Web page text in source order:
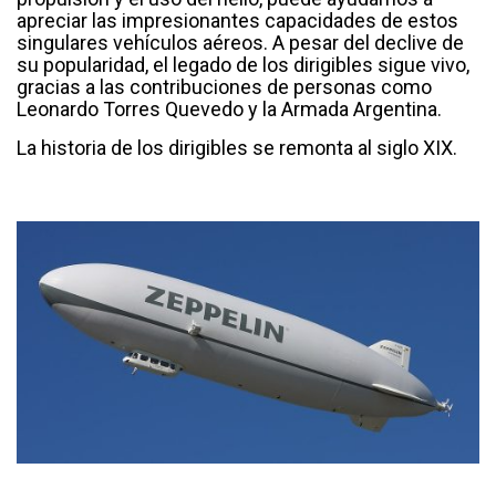
apreciar las impresionantes capacidades de estos
singulares vehículos aéreos. A pesar del declive de
su popularidad, el legado de los dirigibles sigue vivo,
gracias a las contribuciones de personas como
Leonardo Torres Quevedo y la Armada Argentina.
La historia de los dirigibles se remonta al siglo XIX.